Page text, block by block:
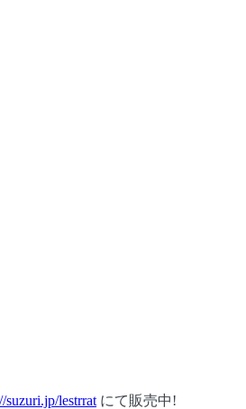
suzuri.jp/lestrrat にて販売中!